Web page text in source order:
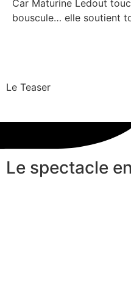
Car Maturine Ledout
bouscule… elle soutient
Le Teaser
Le spectacle